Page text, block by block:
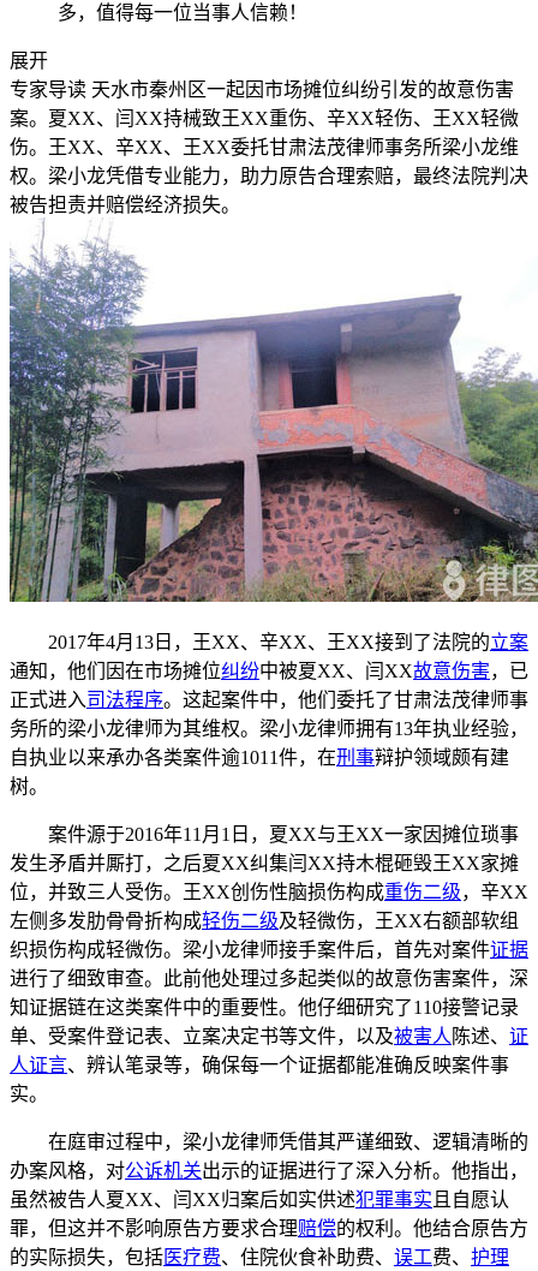
多，值得每一位当事人信赖！
展开
专家导读 天水市秦州区一起因市场摊位纠纷引发的故意伤害
案。夏XX、闫XX持械致王XX重伤、辛XX轻伤、王XX轻微
伤。王XX、辛XX、王XX委托甘肃法茂律师事务所梁小龙维
权。梁小龙凭借专业能力，助力原告合理索赔，最终法院判决
被告担责并赔偿经济损失。
2017年4月13日，王XX、辛XX、王XX接到了法院的立案
通知，他们因在市场摊位纠纷中被夏XX、闫XX故意伤害，已
正式进入司法程序。这起案件中，他们委托了甘肃法茂律师事
务所的梁小龙律师为其维权。梁小龙律师拥有13年执业经验，
自执业以来承办各类案件逾1011件，在刑事辩护领域颇有建
树。
案件源于2016年11月1日，夏XX与王XX一家因摊位琐事
发生矛盾并厮打，之后夏XX纠集闫XX持木棍砸毁王XX家摊
位，并致三人受伤。王XX创伤性脑损伤构成重伤二级，辛XX
左侧多发肋骨骨折构成轻伤二级及轻微伤，王XX右额部软组
织损伤构成轻微伤。梁小龙律师接手案件后，首先对案件证据
进行了细致审查。此前他处理过多起类似的故意伤害案件，深
知证据链在这类案件中的重要性。他仔细研究了110接警记录
单、受案件登记表、立案决定书等文件，以及被害人 陈述、 证
人证言、辨认笔录等，确保每一个证据都能准确反映案件事
实。
在庭审过程中，梁小龙律师凭借其严谨细致、逻辑清晰的
办案风格，对公诉机关出示的证据进行了深入分析。他指出，
虽然被告人夏XX、闫XX归案后如实供述犯罪事实 且自愿认
罪，但这并不影响原告方要求合理赔偿的权利。他结合原告方
的实际损失，包括医疗费、住院伙食补助费、 误工费、 护理